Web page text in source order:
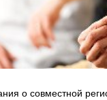
о совместной